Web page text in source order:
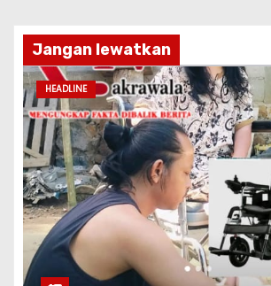
Jangan lewatkan
HEADLINE